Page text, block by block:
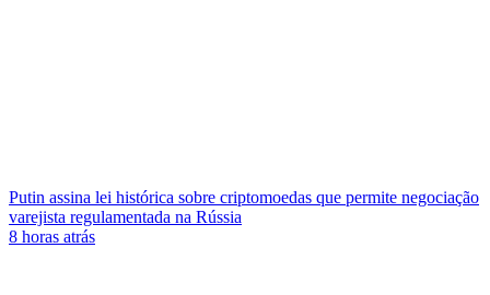
Putin assina lei histórica sobre criptomoedas que permite negociação
varejista regulamentada na Rússia
8 horas atrás